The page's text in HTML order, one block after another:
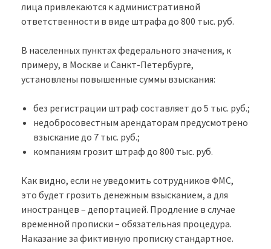
лица привлекаются к административной
ответственности в виде штрафа до 800 тыс. руб.
В населенных пунктах федерального значения, к
примеру, в Москве и Санкт-Петербурге,
установлены повышенные суммы взыскания:
без регистрации штраф составляет до 5 тыс. руб.;
недобросовестным арендаторам предусмотрено
взыскание до 7 тыс. руб.;
компаниям грозит штраф до 800 тыс. руб.
Как видно, если не уведомить сотрудников ФМС,
это будет грозить денежным взысканием, а для
иностранцев – депортацией. Продление в случае
временной прописки – обязательная процедура.
Наказание за фиктивную прописку стандартное.